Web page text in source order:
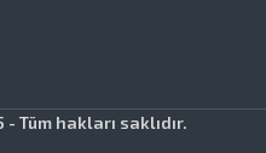
Tüm hakları saklıdır.